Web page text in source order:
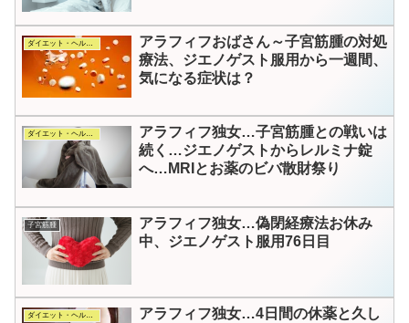
ダイエット・ヘルス・コスメ
アラフィフおばさん～子宮筋腫の対処
療法、ジエノゲスト服用から一週間、
気になる症状は？
ダイエット・ヘルス・コスメ
アラフィフ独女…子宮筋腫との戦いは
続く…ジエノゲストからレルミナ錠
へ…MRIとお薬のビバ散財祭り
子宮筋腫
アラフィフ独女…偽閉経療法お休み
中、ジエノゲスト服用76日目
ダイエット・ヘルス・コスメ
アラフィフ独女…4日間の休薬と久し